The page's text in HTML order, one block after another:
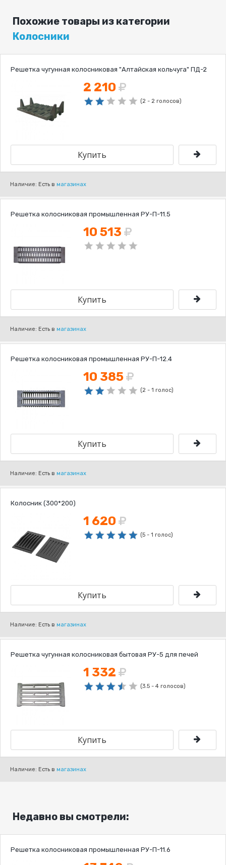
Похожие товары из категории
Колосники
Решетка чугунная колосниковая "Алтайская кольчуга" ПД-2
2 210
(2 - 2 голосов)
Наличие: Есть в магазинах
Решетка колосниковая промышленная РУ-П-11.5
10 513
Наличие: Есть в магазинах
Решетка колосниковая промышленная РУ-П-12.4
10 385
(2 - 1 голос)
Наличие: Есть в магазинах
Колосник (300*200)
1 620
(5 - 1 голос)
Наличие: Есть в магазинах
Решетка чугунная колосниковая бытовая РУ-5 для печей
1 332
(3.5 - 4 голосов)
Наличие: Есть в магазинах
Недавно вы смотрели:
Решетка колосниковая промышленная РУ-П-11.6